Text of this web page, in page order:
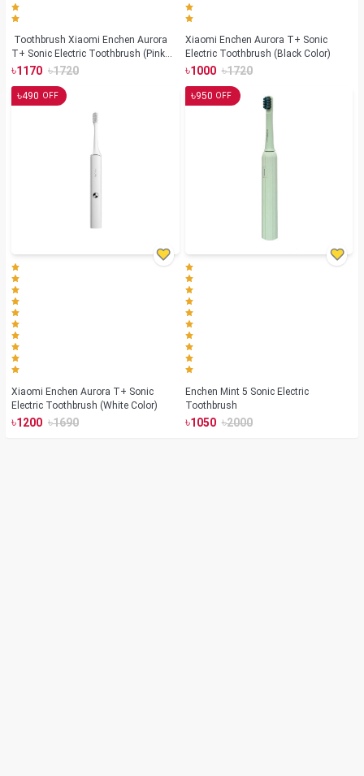
Toothbrush Xiaomi Enchen Aurora
T+ Sonic Electric Toothbrush (Pink
Color)
৳1170 ৳1720
Xiaomi Enchen Aurora T+ Sonic
Electric Toothbrush (Black Color)
৳1000 ৳1720
৳490 OFF
Xiaomi Enchen Aurora T+ Sonic
Electric Toothbrush (White Color)
৳1200 ৳1690
৳950 OFF
Enchen Mint 5 Sonic Electric
Toothbrush
৳1050 ৳2000